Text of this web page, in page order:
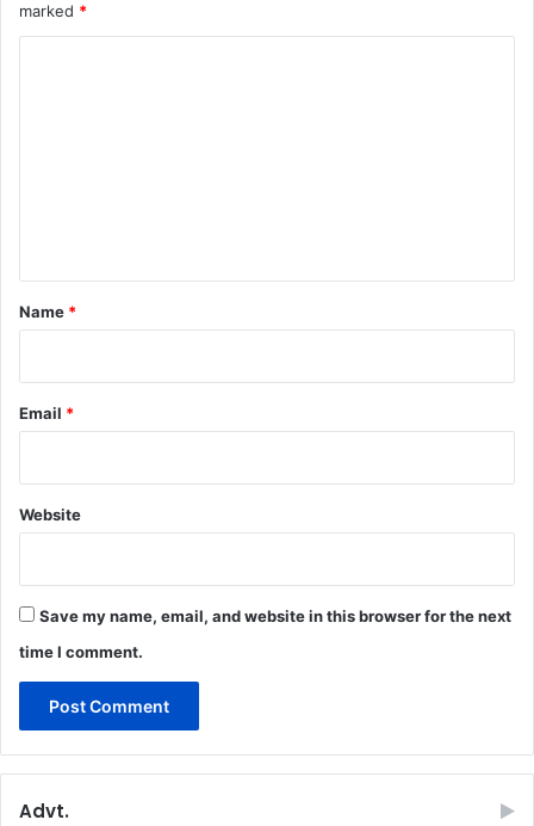
marked *
*
Name *
Email *
Website
Save my name, email, and website in this browser for the next
time I comment.
Advt.